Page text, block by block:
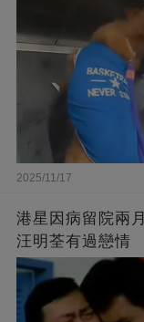
2025/11/17
港星因病留院兩
汪明荃有過戀情